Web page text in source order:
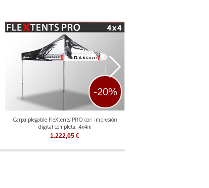
-20%
Carpa plegable FleXtents PRO con impresión
digital completa, 4x4m
1.222,05 €